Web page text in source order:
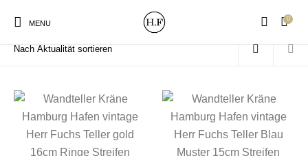
MENU
0
New Products On Sale! Wandteller Geschirrtücher
Start / Produkte verschlagwortet mit „Hansestadt Hamburg“